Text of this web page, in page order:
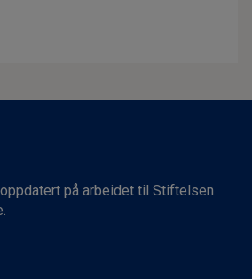
på arbeidet til Stiftelsen